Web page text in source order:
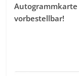
vorbestellbar!